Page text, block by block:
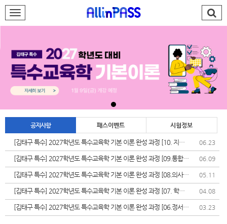
회원가입
AllinPASS팀
특수 김태구
재능기부
합격발전소
PASS#
학습지원센터
나의강의실
공지사항 패스이벤트 시험정보
[김태구 특수] 2027학년도 특수교육학 기본 이론 완성 과정 [10. 지체
장애]
06.23
[김태구 특수] 2027학년도 특수교육학 기본 이론 완성 과정 [09.통합교
육]
06.09
[김태구 특수] 2027학년도 특수교육학 기본 이론 완성 과정 [08.의사소
통장애]
05.11
[김태구 특수] 2027학년도 특수교육학 기본 이론 완성 과정 [07. 학습
장애]
04.08
[김태구 특수] 2027학년도 특수교육학 기본 이론 완성 과정 [06.정서
&bull;행동장애]
03.23